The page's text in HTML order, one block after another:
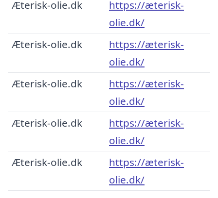
Æterisk-olie.dk
https://æterisk-
olie.dk/
Æterisk-olie.dk
https://æterisk-
olie.dk/
Æterisk-olie.dk
https://æterisk-
olie.dk/
Æterisk-olie.dk
https://æterisk-
olie.dk/
Æterisk-olie.dk
https://æterisk-
olie.dk/